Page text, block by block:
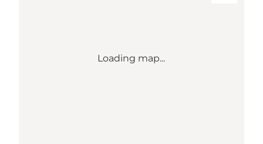
Loading map...